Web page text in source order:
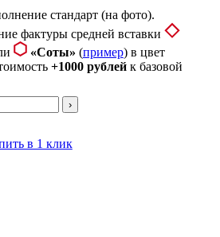
стандарт (на фото).
фактуры средней вставки
«Соты» (пример) в цвет
+1000 рублейк базовой
›
в 1 клик